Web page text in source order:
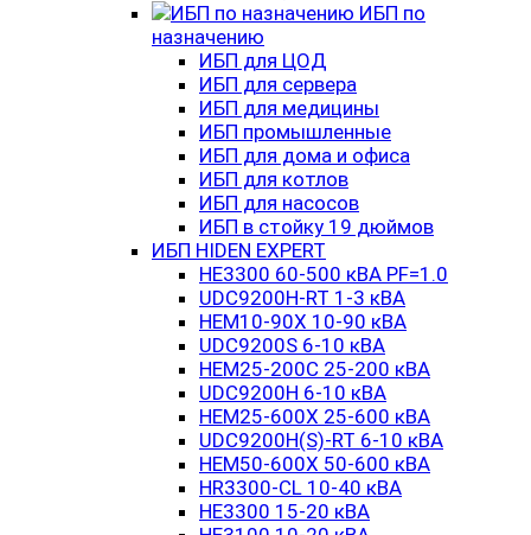
ИБП по
назначению
ИБП для ЦОД
ИБП для сервера
ИБП для медицины
ИБП промышленные
ИБП для дома и офиса
ИБП для котлов
ИБП для насосов
ИБП в стойку 19 дюймов
ИБП HIDEN EXPERT
HE3300 60-500 кВА PF=1.0
UDC9200H-RT 1-3 кВА
HEM10-90X 10-90 кВА
UDC9200S 6-10 кВА
HEM25-200C 25-200 кВА
UDC9200H 6-10 кВА
HEM25-600X 25-600 кВА
UDC9200H(S)-RT 6-10 кВА
HEM50-600X 50-600 кВА
HR3300-CL 10-40 кВА
HE3300 15-20 кВА